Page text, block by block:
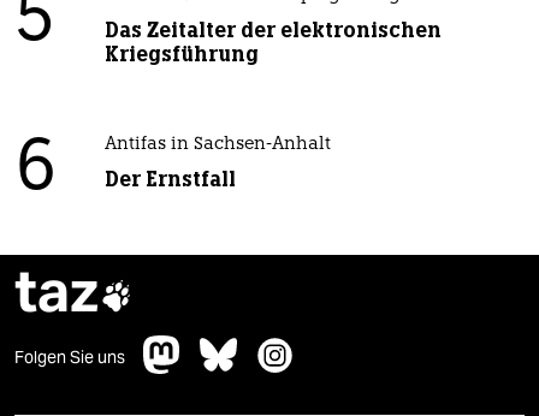
5
Das Zeitalter der elektronischen
Kriegsführung
6 Antifas in Sachsen-Anhalt
Der Ernstfall
taz
Folgen Sie uns